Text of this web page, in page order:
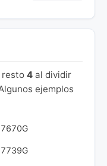
resto 4 al dividir
ejemplos